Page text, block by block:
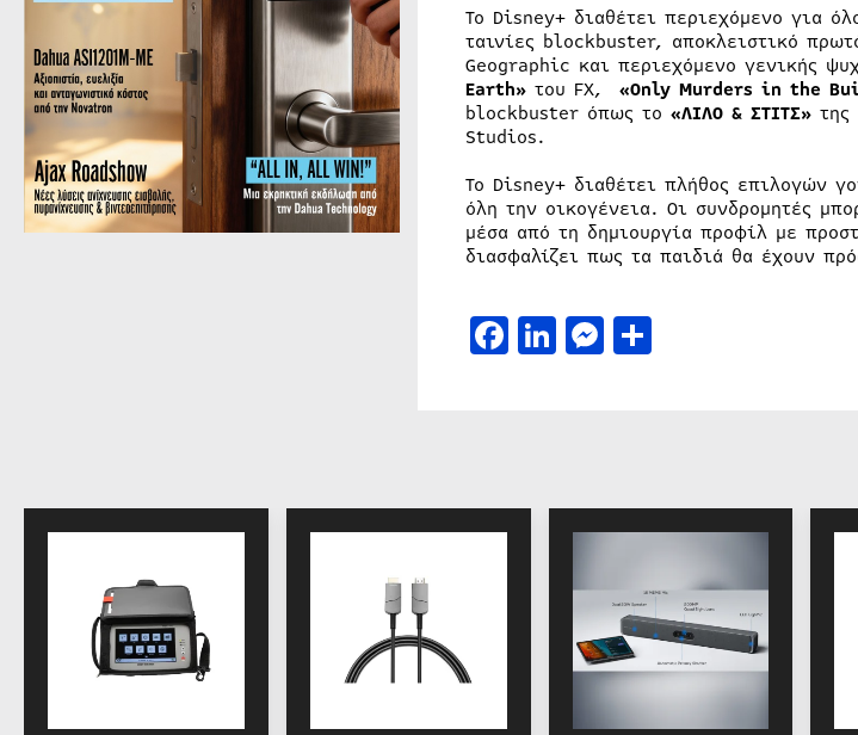
Το Disney+ διαθέτει περιεχόμενο για
ταινίες blockbuster, αποκλειστικό
Geographic και περιεχόμενο γενικής
Earth»του FX, «Only Murders in the
blockbuster όπως το «ΛΙΛΟ & ΣΤΙΤΣ»της
Studios.
Το Disney+ διαθέτει πλήθος επιλογών
όλη την οικογένεια. Οι συνδρομητές
μέσα από τη δημιουργία προφίλ με
διασφαλίζει πως τα παιδιά θα έχουν
Facebook
LinkedIn
Messenger
Μοιραστείτε